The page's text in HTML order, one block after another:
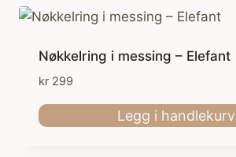
Nøkkelring i messing – Elefant
kr299
Legg i handlekurv